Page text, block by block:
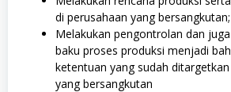
di perusahaan yang bersangkutan;
Melakukan pengontrolan dan
baku proses produksi menjadi
ketentuan yang sudah
yang bersangkutan